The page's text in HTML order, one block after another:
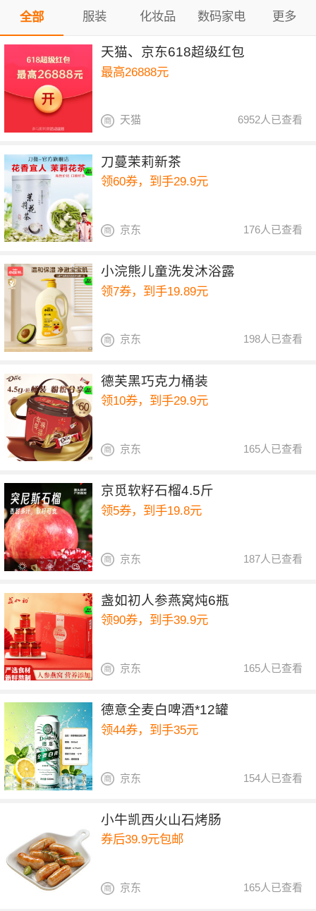
全部 服装 化妆品 数码家电 更多
天猫、京东618超级红包
最高26888元
6952人已查看
天猫
刀蔓茉莉新茶
领60券，到手29.9元
176人已查看
京东
小浣熊儿童洗发沐浴露
领7券，到手19.89元
198人已查看
京东
德芙黑巧克力桶装
领10券，到手29.9元
165人已查看
京东
京觅软籽石榴4.5斤
领5券，到手19.8元
187人已查看
京东
盏如初人参燕窝炖6瓶
领90券，到手39.9元
165人已查看
京东
德意全麦白啤酒*12罐
领44券，到手35元
154人已查看
京东
小牛凯西火山石烤肠
券后39.9元包邮
165人已查看
京东